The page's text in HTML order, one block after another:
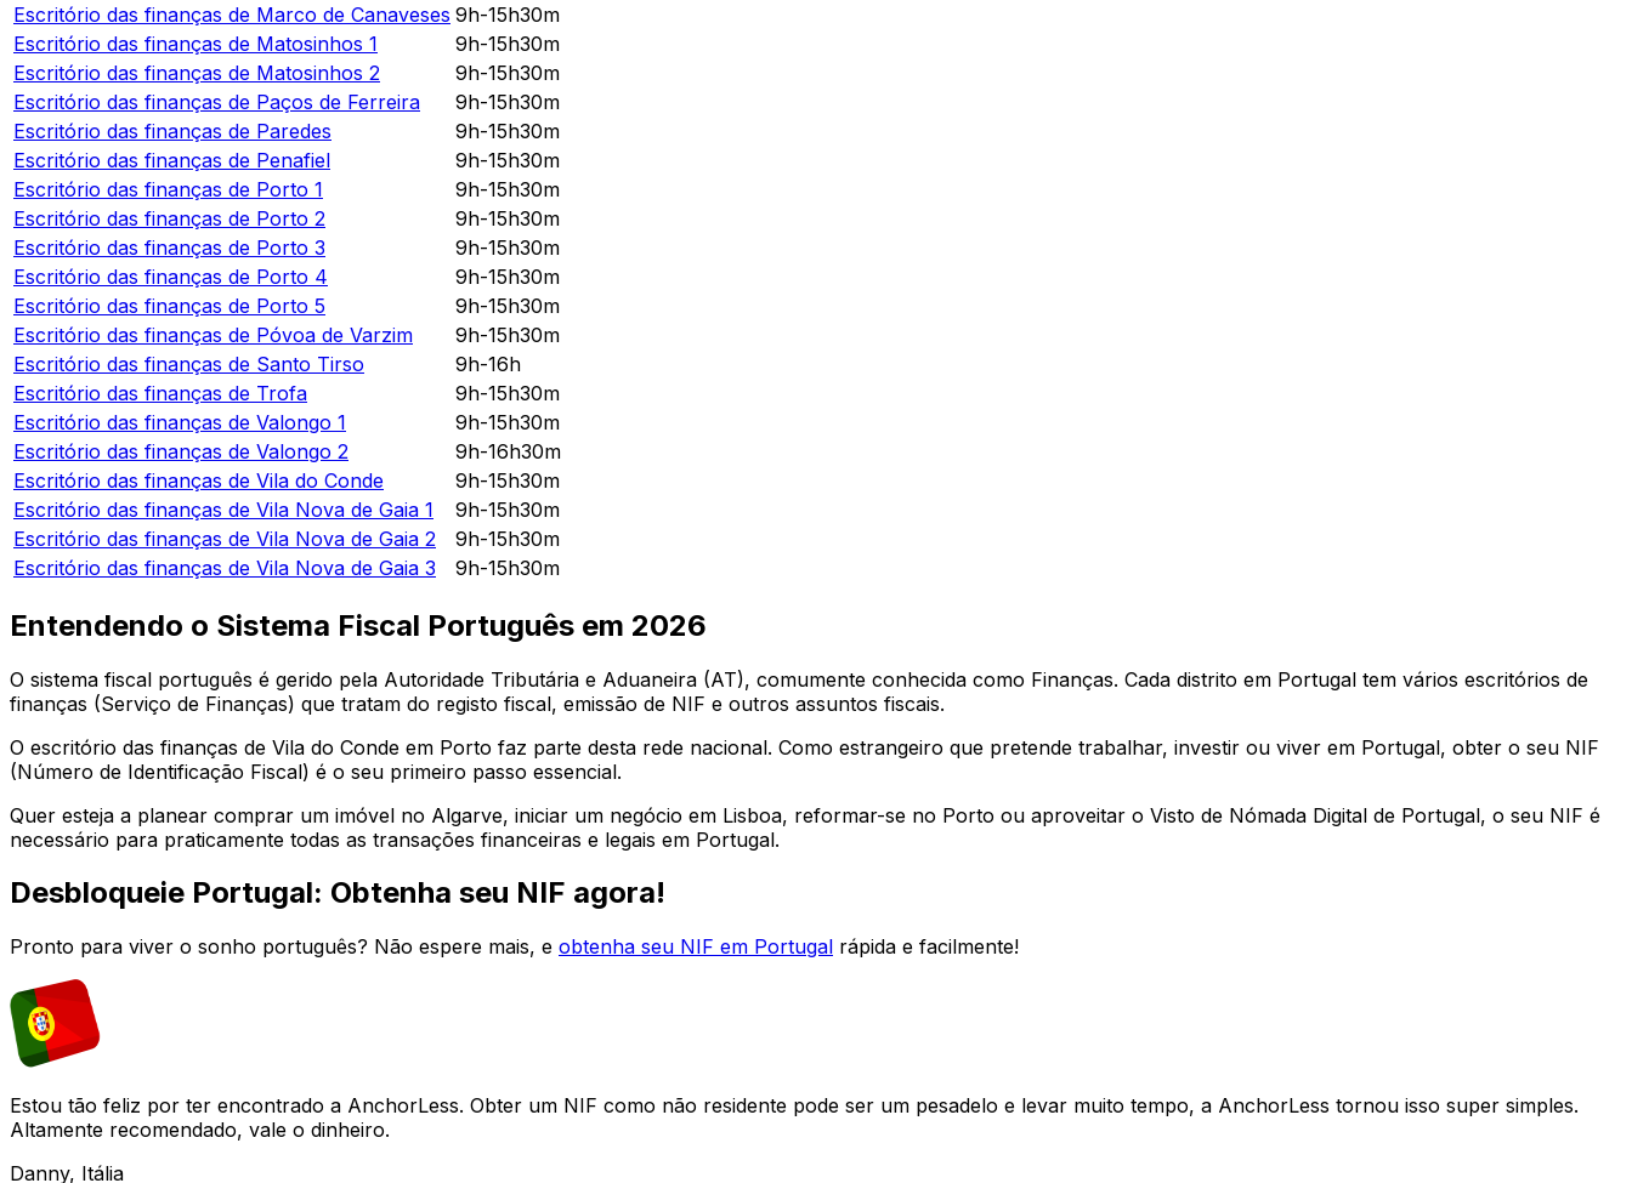
Escritório das finanças de Marco de Canaveses 9h-15h30m
Escritório das finanças de Matosinhos 1
9h-15h30m
Escritório das finanças de Matosinhos 2
9h-15h30m
Escritório das finanças de Paços de Ferreira
9h-15h30m
Escritório das finanças de Paredes
9h-15h30m
Escritório das finanças de Penafiel
9h-15h30m
Escritório das finanças de Porto 1
9h-15h30m
Escritório das finanças de Porto 2
9h-15h30m
Escritório das finanças de Porto 3
9h-15h30m
Escritório das finanças de Porto 4
9h-15h30m
Escritório das finanças de Porto 5
9h-15h30m
Escritório das finanças de Póvoa de Varzim
9h-15h30m
Escritório das finanças de Santo Tirso
9h-16h
Escritório das finanças de Trofa
9h-15h30m
Escritório das finanças de Valongo 1
9h-15h30m
Escritório das finanças de Valongo 2
9h-16h30m
Escritório das finanças de Vila do Conde
9h-15h30m
Escritório das finanças de Vila Nova de Gaia 1
9h-15h30m
Escritório das finanças de Vila Nova de Gaia 2
9h-15h30m
Escritório das finanças de Vila Nova de Gaia 3 9h-15h30m
Entendendo o Sistema Fiscal Português em 2026
O sistema fiscal português é gerido pela Autoridade Tributária e Aduaneira (AT), comumente conhecida como Finanças. Cada distrito em Portugal tem vários escritórios de
finanças (Serviço de Finanças) que tratam do registo fiscal, emissão de NIF e outros assuntos fiscais.
O escritório das finanças de Vila do Conde em Porto faz parte desta rede nacional. Como estrangeiro que pretende trabalhar, investir ou viver em Portugal, obter o seu NIF
(Número de Identificação Fiscal) é o seu primeiro passo essencial.
Quer esteja a planear comprar um imóvel no Algarve, iniciar um negócio em Lisboa, reformar-se no Porto ou aproveitar o Visto de Nómada Digital de Portugal, o seu NIF é
necessário para praticamente todas as transações financeiras e legais em Portugal.
Desbloqueie Portugal: Obtenha seu NIF agora!
Pronto para viver o sonho português? Não espere mais, e obtenha seu NIF em Portugal rápida e facilmente!
Estou tão feliz por ter encontrado a AnchorLess. Obter um NIF como não residente pode ser um pesadelo e levar muito tempo, a AnchorLess tornou isso super simples.
Altamente recomendado, vale o dinheiro.
Danny, Itália